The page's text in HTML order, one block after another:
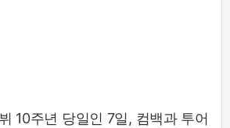
10주년 당일인 7일, 컴백과 투어